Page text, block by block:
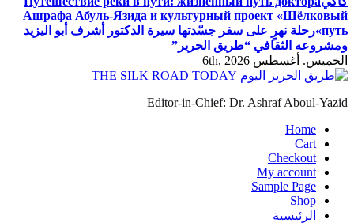
Ашрафа Абуль-Язида и культурный проект «Шёлковый
путь» رحلة نهرٍ على سفر جسّدتها سيرة الدكتور أشرف أبو اليزيد
ومشروعه الثقافي “طريق الحرير”
الخميس. أغسطس 6th, 2026
Editor-in-Chief: Dr. Ashraf Aboul-Yazid
Home
Cart
Checkout
My account
Sample Page
Shop
الرئيسية